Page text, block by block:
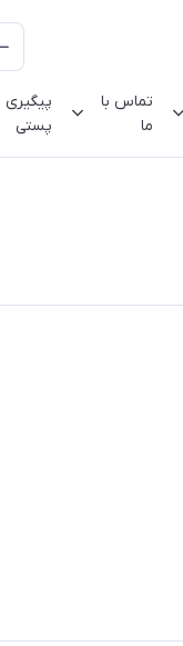
تماس با
ما
پستی